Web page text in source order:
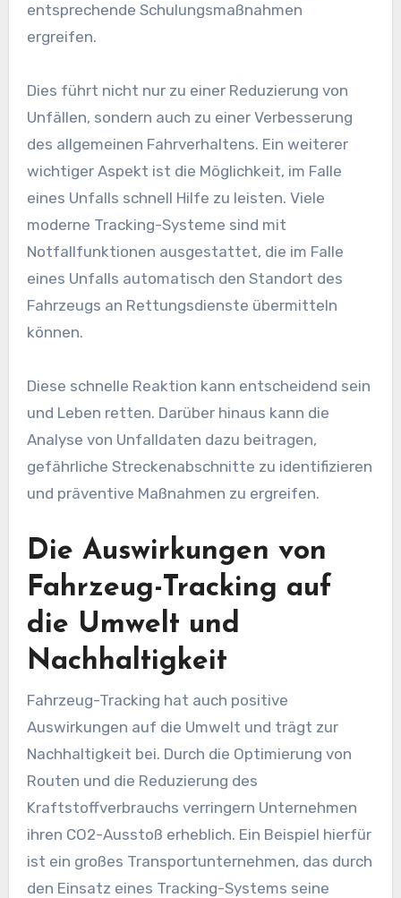
entsprechende Schulungsmaßnahmen
ergreifen.
Dies führt nicht nur zu einer Reduzierung von
Unfällen, sondern auch zu einer Verbesserung
des allgemeinen Fahrverhaltens. Ein weiterer
wichtiger Aspekt ist die Möglichkeit, im Falle
eines Unfalls schnell Hilfe zu leisten. Viele
moderne Tracking-Systeme sind mit
Notfallfunktionen ausgestattet, die im Falle
eines Unfalls automatisch den Standort des
Fahrzeugs an Rettungsdienste übermitteln
können.
Diese schnelle Reaktion kann entscheidend sein
und Leben retten. Darüber hinaus kann die
Analyse von Unfalldaten dazu beitragen,
gefährliche Streckenabschnitte zu identifizieren
und präventive Maßnahmen zu ergreifen.
Die Auswirkungen von
Fahrzeug-Tracking auf
die Umwelt und
Nachhaltigkeit
Fahrzeug-Tracking hat auch positive
Auswirkungen auf die Umwelt und trägt zur
Nachhaltigkeit bei. Durch die Optimierung von
Routen und die Reduzierung des
Kraftstoffverbrauchs verringern Unternehmen
ihren CO2-Ausstoß erheblich. Ein Beispiel hierfür
ist ein großes Transportunternehmen, das durch
den Einsatz eines Tracking-Systems seine